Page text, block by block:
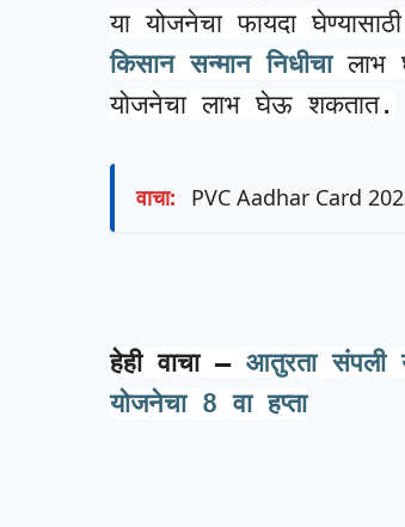
या योजनेचा फायदा
किसान सन्मान निधीचा लाभ
योजनेचा लाभ घेऊ शकतात.
वाचा: PVC Aadhar Card
हेही वाचा – आतुरता संपली
योजनेचा 8 वा हप्ता